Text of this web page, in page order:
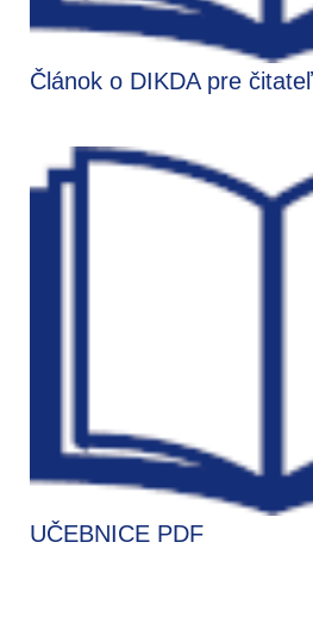
Článok o DIKDA pre
UČEBNICE PDF